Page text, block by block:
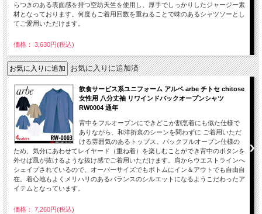
らつきのある表面感を持つ空紡天竺を使用し、厚手でしっかりしたジャージー素
材となっております。何度もご着用回数を重ねることで味のあるシャツソーとし
てご愛用いただけます。
価格： 3,630円(税込)
お気に入りに追加済
飲食サービス系ユニフォーム アルベ arbe チトセ chitose
女性用 八分丈袖 リワインドバックオープンシャツ
RW0004 通年
背中をフルオープンにできどこか割烹着にも似た仕様で
ありながら、和洋折衷のシーンを問わずに ご着用いただ
ける雰囲気のあるトップス。バックフルオープン仕様の
ため、気分にあわせてレイヤード（重ね着）を楽しむことができ背中のボタンを
外せば風が抜けるような抜け感でご着用いただけます。肩からウエストラインへ
シェイプされているので、オーバーサイズでもボトムにイン＆アウトでも自由自
在。着心地もよくメリハリのあるバランスのシルエットになるようこだわったア
イテムとなっています。
価格： 7,260円(税込)